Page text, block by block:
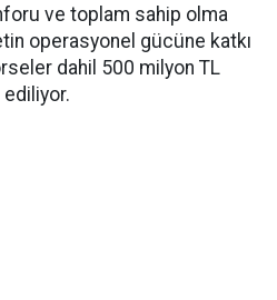
ve toplam sahip olma
operasyonel gücüne katkı
dahil 500 milyon TL